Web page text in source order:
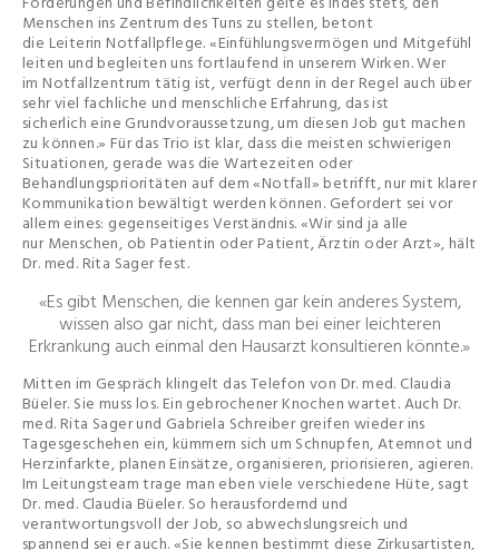
Menschen ins Zentrum des Tuns zu stellen, betont
die Leiterin Notfallpflege. «Einfühlungsvermögen und Mitgefühl
leiten und begleiten uns fortlaufend in unserem Wirken. Wer
im Notfallzentrum tätig ist, verfügt denn in der Regel auch über
sehr viel fachliche und menschliche Erfahrung, das ist
sicherlich eine Grundvoraussetzung, um diesen Job gut machen
zu können.» Für das Trio ist klar, dass die meisten schwierigen
Situationen, gerade was die Wartezeiten oder
Behandlungsprioritäten auf dem «Notfall» betrifft, nur mit klarer
Kommunikation bewältigt werden können. Gefordert sei vor
allem eines: gegenseitiges Verständnis. «Wir sind ja alle
nur Menschen, ob Patientin oder Patient, Ärztin oder Arzt», hält
Dr. med. Rita Sager fest.
«Es gibt Menschen, die kennen gar kein anderes System,
wissen also gar nicht, dass man bei einer leichteren
Erkrankung auch einmal den Hausarzt konsultieren könnte.»
Mitten im Gespräch klingelt das Telefon von Dr. med. Claudia
Büeler. Sie muss los. Ein gebrochener Knochen wartet. Auch Dr.
med. Rita Sager und Gabriela Schreiber greifen wieder ins
Tagesgeschehen ein, kümmern sich um Schnupfen, Atemnot und
Herzinfarkte, planen Einsätze, organisieren, priorisieren, agieren.
Im Leitungsteam trage man eben viele verschiedene Hüte, sagt
Dr. med. Claudia Büeler. So herausfordernd und
verantwortungsvoll der Job, so abwechslungsreich und
spannend sei er auch. «Sie kennen bestimmt diese Zirkusartisten,